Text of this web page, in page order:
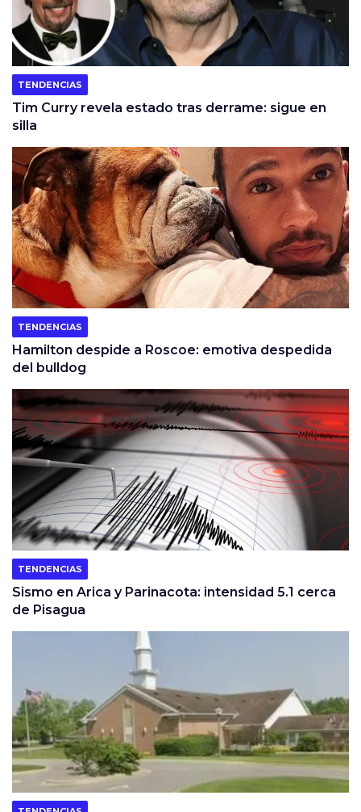
TENDENCIAS
Tim Curry revela estado tras derrame: sigue en
silla
TENDENCIAS
Hamilton despide a Roscoe: emotiva despedida
del bulldog
TENDENCIAS
Sismo en Arica y Parinacota: intensidad 5.1 cerca
de Pisagua